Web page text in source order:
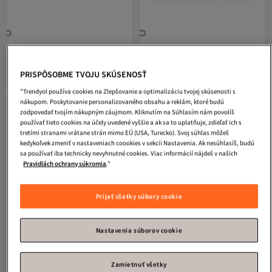
-28% 21,58€29,89
PRISPÔSOBME TVOJU SKÚSENOSŤ
"Trendyol používa cookies na Zlepšovanie a optimalizáciu tvojej skúsenosti s
nákupom. Poskytovanie personalizovaného obsahu a reklám, ktoré budú
zodpovedať tvojím nákupným záujmom. Kliknutím na Súhlasím nám povolíš
používať tieto cookies na účely uvedené vyššie a ak sa to uplatňuje, zdieľať ich s
tretími stranami vrátane strán mimo EÚ (USA, Turecko). Svoj súhlas môžeš
kedykoľvek zmeniť v nastaveniach coookies v sekcii Nastavenia. Ak nesúhlasíš, budú
sa používať iba technicky nevyhnutné cookies. Viac informácií nájdeš v našich
Pravidlách ochrany súkromia."
Prijať všetky súbory cookie
Nastavenia súborov cookie
Zamietnuť všetky